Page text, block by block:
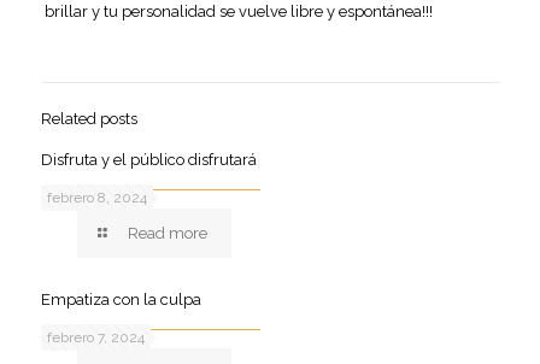
brillar y tu personalidad se vuelve libre y espontánea!!!
Related posts
febrero 8, 2024
Disfruta y el público disfrutará
Read more
febrero 7, 2024
Empatiza con la culpa